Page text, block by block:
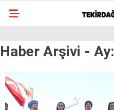
GALERİ VİDEO
SÜR MANŞET
ALT MANŞET
Haber Arşivi - Ay: